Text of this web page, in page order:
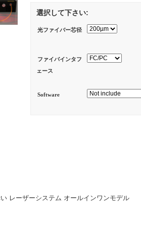
選択して下さい:
光ファイバー芯径
ファイバインタフ
ェース
Software
レーザーシステム オールインワンモデル